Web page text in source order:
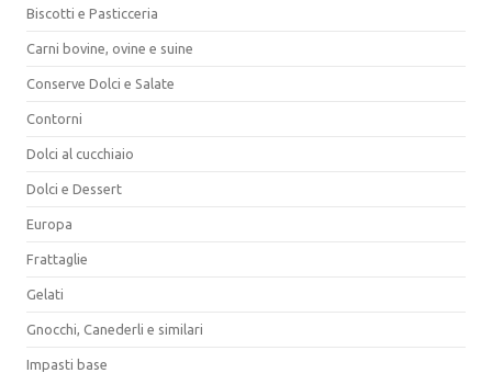
Biscotti e Pasticceria
Carni bovine, ovine e suine
Conserve Dolci e Salate
Contorni
Dolci al cucchiaio
Dolci e Dessert
Europa
Frattaglie
Gelati
Gnocchi, Canederli e similari
Impasti base